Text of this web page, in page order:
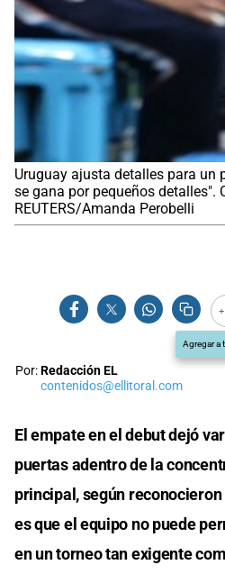
Uruguay ajusta detalles para un
se gana por pequeños detalles".
REUTERS/Amanda Perobelli
Agregar a
Por:Redacción EL
contenidos@ellitoral.com
El empate en el debut dejó
puertas adentro de la
principal, según
es que el equipo no puede
en un torneo tan exigente